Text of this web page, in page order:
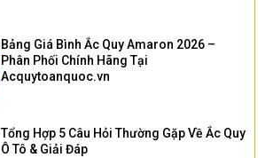
Bảng Giá Bình Ắc Quy Amaron 2026 –
Phân Phối Chính Hãng Tại
Acquytoanquoc.vn
Tổng Hợp 5 Câu Hỏi Thường Gặp Về Ắc Quy
Ô Tô & Giải Đáp